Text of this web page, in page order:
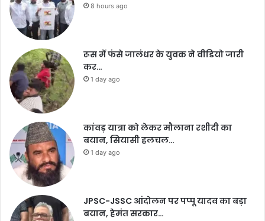
8 hours ago
रूस में फंसे जालंधर के युवक ने वीडियो जारी
कर…
1 day ago
कांवड़ यात्रा को लेकर मौलाना रशीदी का
बयान, सियासी हलचल…
1 day ago
JPSC-JSSC आंदोलन पर पप्पू यादव का बड़ा
बयान, हेमंत सरकार…